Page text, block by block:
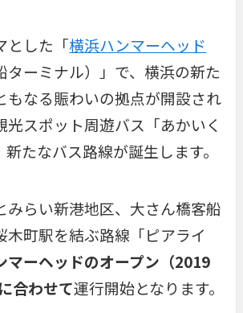
とした「横浜ハンマーヘッド
ターミナル）」で、横浜の新た
もなる賑わいの拠点が開設され
光スポット周遊バス「あかいく
新たなバス路線が誕生します。
みらい新港地区、大さん橋客船
木町駅を結ぶ路線「ピアライ
マーヘッドのオープン（2019
合わせて運行開始となります。